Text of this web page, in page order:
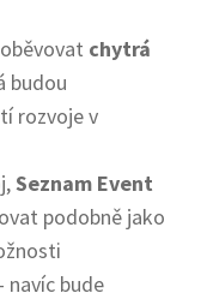
chytrá
budou
rozvoje v
Seznam Event
podobně jako
navíc bude